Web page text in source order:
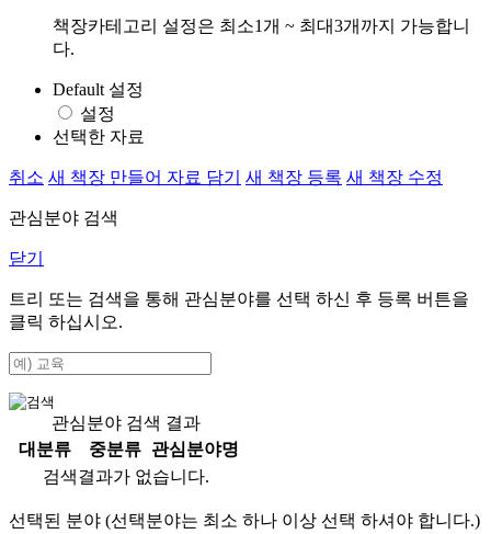
책장카테고리 설정은 최소1개 ~ 최대3개까지 가능합니
다.
Default 설정
설정
선택한 자료
취소 새 책장 만들어 자료 담기 새 책장 등록 새 책장 수정
관심분야 검색
닫기
트리 또는 검색을 통해 관심분야를 선택 하신 후 등록 버튼을
클릭 하십시오.
관심분야 검색 결과
대분류
중분류
관심분야명
검색결과가 없습니다.
선택된 분야 (선택분야는 최소 하나 이상 선택 하셔야 합니다.)